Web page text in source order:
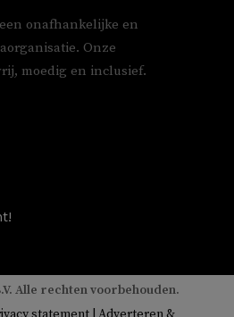
onafhankelijke en
Onze
moedig en inclusief.
Alle rechten voorbehouden.